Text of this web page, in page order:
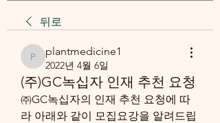
뒤로
plantmedicine1
plantmedicine1
2022년 4월 6일
(주)GC녹십자 인재 추천 요청
㈜GC녹십자의 인재 추천 요청에 따
라 아래와 같이 모집요강을 알려드립